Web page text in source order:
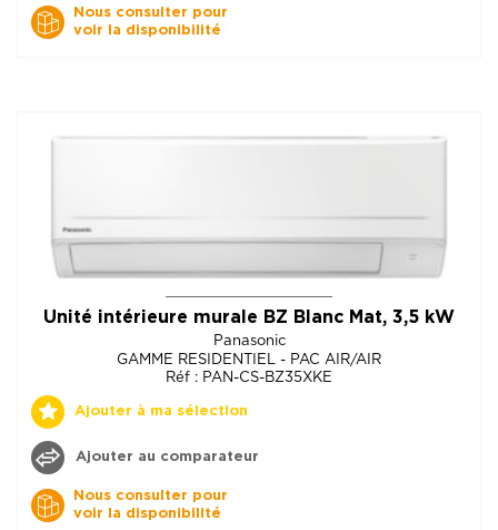
Nous consulter pour
voir la disponibilité
Unité intérieure murale BZ Blanc Mat, 3,5 kW
Panasonic
GAMME RESIDENTIEL - PAC AIR/AIR
Réf : PAN-CS-BZ35XKE
Ajouter à ma sélection
Ajouter au comparateur
Nous consulter pour
voir la disponibilité